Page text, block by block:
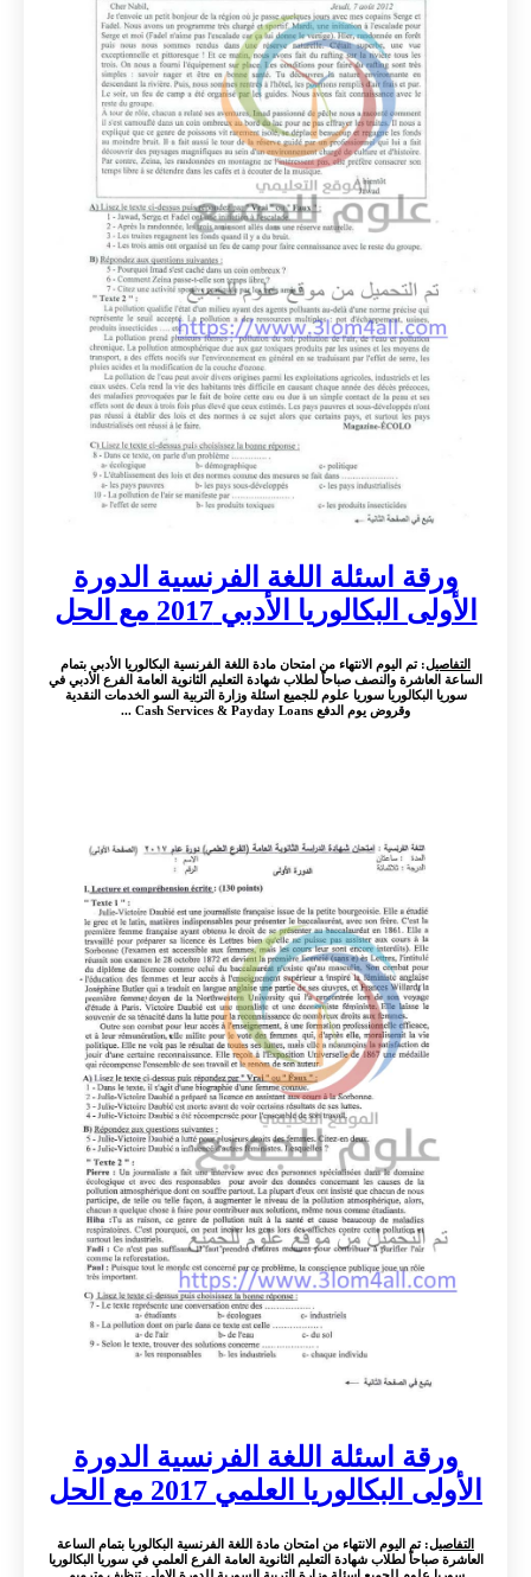
ورقة اسئلة اللغة الفرنسية الدورة
الأولى البكالوريا الأدبي 2017 مع الحل
التفاصيل: تم اليوم الانتهاء من امتحان مادة اللغة الفرنسية البكالوريا الأدبي بتمام
الساعة العاشرة والنصف صباحاً لطلاب شهادة التعليم الثانوية العامة الفرع الأدبي في
سوريا البكالوريا سوريا علوم للجميع اسئلة وزارة التربية السو الخدمات النقدية
وقروض يوم الدفع Cash Services & Payday Loans ...
ورقة اسئلة اللغة الفرنسية الدورة
الأولى البكالوريا العلمي 2017 مع الحل
التفاصيل: تم اليوم الانتهاء من امتحان مادة اللغة الفرنسية البكالوريا بتمام الساعة
العاشرة صباحاً لطلاب شهادة التعليم الثانوية العامة الفرع العلمي في سوريا البكالوريا